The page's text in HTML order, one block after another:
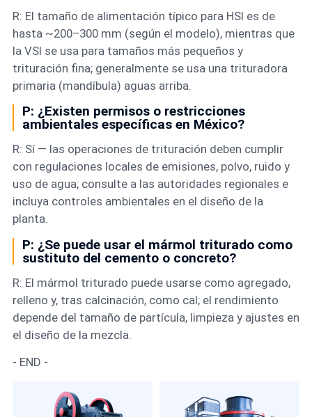
R: El tamaño de alimentación típico para HSI es de
hasta ~200–300 mm (según el modelo), mientras que
la VSI se usa para tamaños más pequeños y
trituración fina; generalmente se usa una trituradora
primaria (mandíbula) aguas arriba.
P: ¿Existen permisos o restricciones
ambientales específicas en México?
R: Sí — las operaciones de trituración deben cumplir
con regulaciones locales de emisiones, polvo, ruido y
uso de agua; consulte a las autoridades regionales e
incluya controles ambientales en el diseño de la
planta.
P: ¿Se puede usar el mármol triturado como
sustituto del cemento o concreto?
R: El mármol triturado puede usarse como agregado,
relleno y, tras calcinación, como cal; el rendimiento
depende del tamaño de partícula, limpieza y ajustes en
el diseño de la mezcla.
- END -